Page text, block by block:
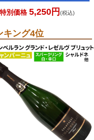
別価格 5,250円 (税込)
キング4位